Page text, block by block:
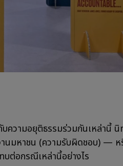
บความอยุติธรรมร่วมกันเหล่านี้
นมหาชน (ความรับผิดชอบ) — ห
ต่อกรณีเหล่านี้อย่างไร